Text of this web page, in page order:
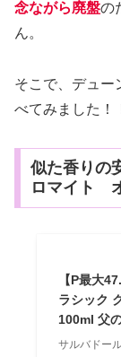
念ながら廃盤の
ん。
そこで、デュー
べてみました！
似た香りの
ロマイト
【P最大
ラシック
100ml 父
サルバドー